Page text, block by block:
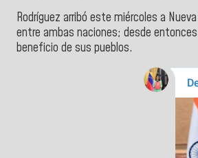
Rodríguez arribó este miércoles a
entre ambas naciones; desde
beneficio de sus pueblos.